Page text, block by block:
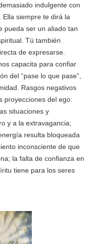
indulgente con
siempre te dirá la
pueda ser un aliado tan
Tú también
de expresarse.
capacita para confiar
del “pase lo que pase”,
Rasgos negativos
proyecciones del ego:
situaciones y
y a la extravagancia;
resulta bloqueada
inconsciente de que
la falta de confianza en
tiene para los seres